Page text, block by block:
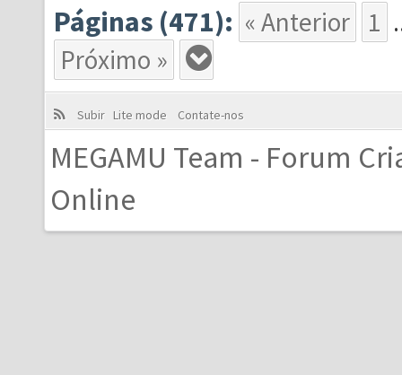
Páginas (471): « Anterior 1
Próximo »
Subir Lite mode Contate-nos
MEGAMU Team - Forum
Online